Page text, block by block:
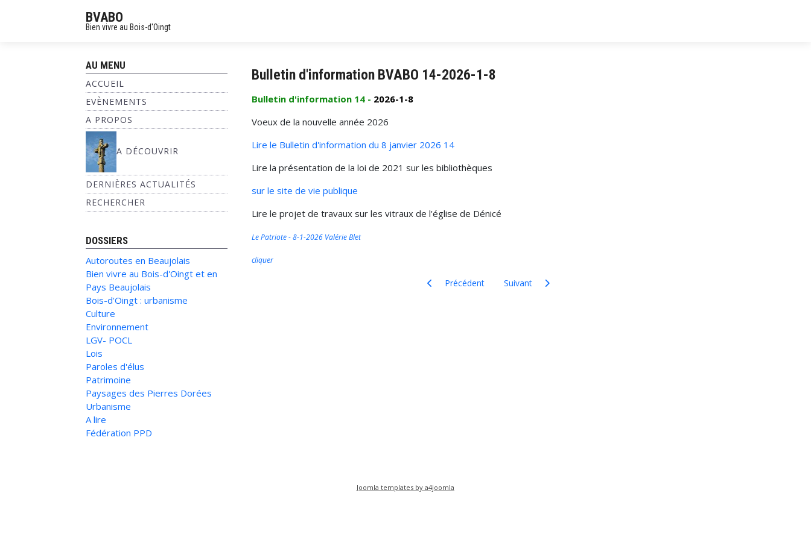
BVABO
Bien vivre au Bois-d'Oingt
AU MENU
ACCUEIL
EVÈNEMENTS
A PROPOS
A DÉCOUVRIR
DERNIÈRES ACTUALITÉS
RECHERCHER
DOSSIERS
Autoroutes en Beaujolais
Bien vivre au Bois-d'Oingt et en
Pays Beaujolais
Bois-d'Oingt : urbanisme
Culture
Environnement
LGV- POCL
Lois
Paroles d'élus
Patrimoine
Paysages des Pierres Dorées
Urbanisme
A lire
Fédération PPD
Bulletin d'information BVABO 14-2026-1-8
Bulletin d'information 14 - 2026-1-8
Voeux de la nouvelle année 2026
Lire le Bulletin d'information du 8 janvier 2026 14
Lire la présentation de la loi de 2021 sur les bibliothèques
sur le site de vie publique
Lire le projet de travaux sur les vitraux de l'église de Dénicé
Le Patriote - 8-1-2026 Valérie Blet
cliquer
Article précédent : Promesses électorales 2020 non tenues- Val d'Oingt
Précédent Article suivant : Bulletin BVABO- 11- juillet 2024
Suivant
Joomla templates by a4joomla